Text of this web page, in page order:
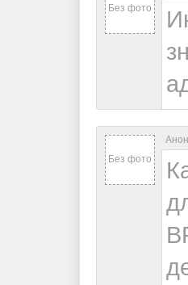
Без фото
Без фото